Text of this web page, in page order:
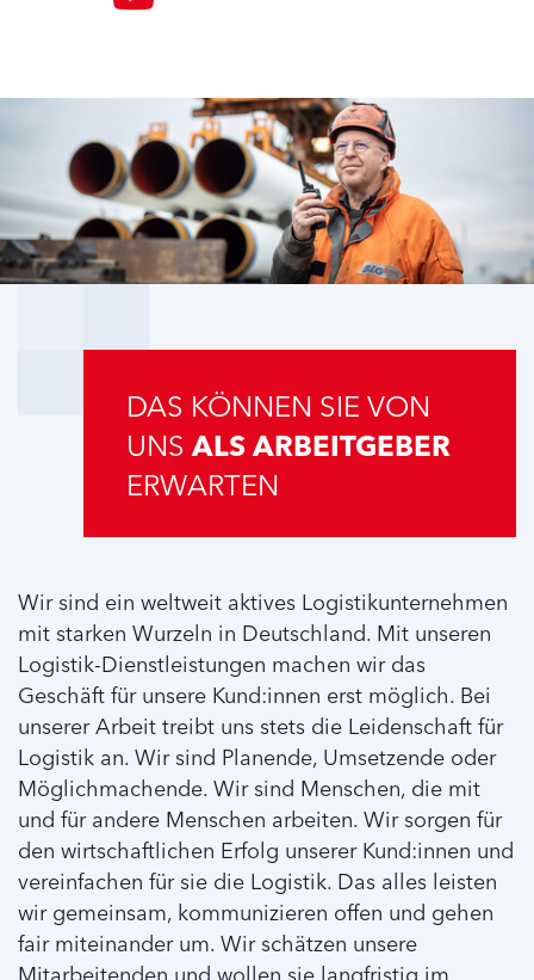
DAS KÖNNEN SIE VON
UNS ALS ARBEITGEBER
ERWARTEN
Wir sind ein weltweit aktives Logistikunternehmen
mit starken Wurzeln in Deutschland. Mit unseren
Logistik-Dienstleistungen machen wir das
Geschäft für unsere Kund:innen erst möglich. Bei
unserer Arbeit treibt uns stets die Leidenschaft für
Logistik an. Wir sind Planende, Umsetzende oder
Möglichmachende. Wir sind Menschen, die mit
und für andere Menschen arbeiten. Wir sorgen für
den wirtschaftlichen Erfolg unserer Kund:innen und
vereinfachen für sie die Logistik. Das alles leisten
wir gemeinsam, kommunizieren offen und gehen
fair miteinander um. Wir schätzen unsere
Mitarbeitenden und wollen sie langfristig im